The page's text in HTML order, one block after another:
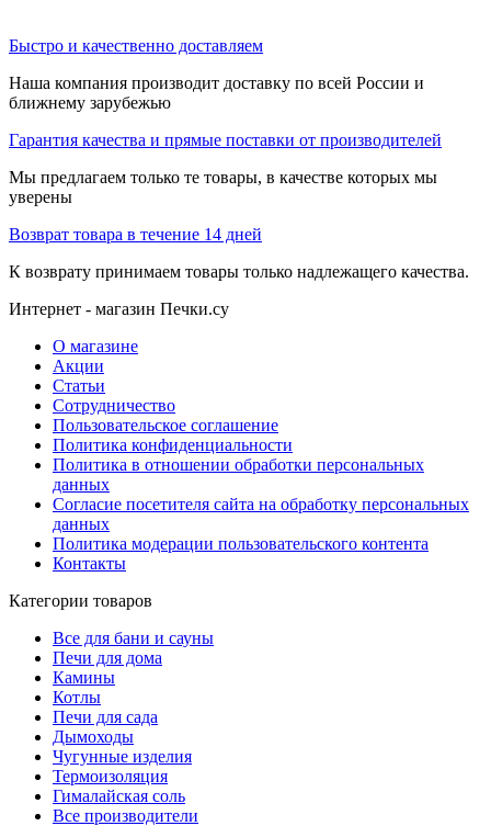
Быстро и качественно доставляем
Наша компания производит доставку по всей России и
ближнему зарубежью
Гарантия качества и прямые поставки от производителей
Мы предлагаем только те товары, в качестве которых мы
уверены
Возврат товара в течение 14 дней
К возврату принимаем товары только надлежащего качества.
Интернет - магазин Печки.су
О магазине
Акции
Статьи
Сотрудничество
Пользовательское соглашение
Политика конфиденциальности
Политика в отношении обработки персональных
данных
Согласие посетителя сайта на обработку персональных
данных
Политика модерации пользовательского контента
Контакты
Категории товаров
Все для бани и сауны
Печи для дома
Камины
Котлы
Печи для сада
Дымоходы
Чугунные изделия
Термоизоляция
Гималайская соль
Все производители